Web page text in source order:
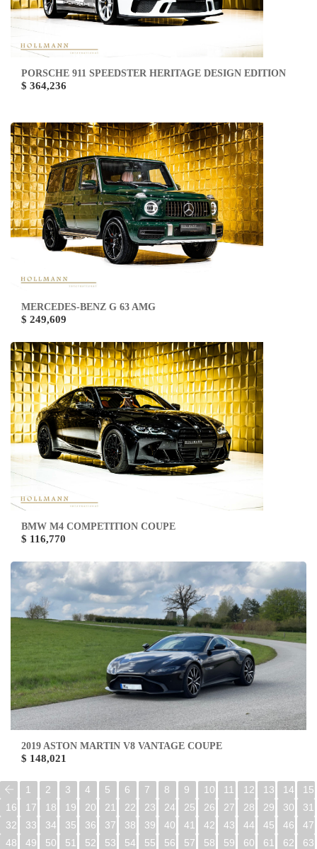
PORSCHE 911 SPEEDSTER HERITAGE DESIGN EDITION
$ 364,236
MERCEDES-BENZ G 63 AMG
$ 249,609
BMW M4 COMPETITION COUPE
$ 116,770
2019 ASTON MARTIN V8 VANTAGE COUPE
$ 148,021
1 2 3 4 5 6 7 8 9 10 11 12 13 14
15
16
17 18 19 20 21 22 23 24 25 26 27 28 29 30
31
32
33 34 35 36 37 38 39 40 41 42 43 44 45 46
47
48
49 50 51 52 53 54 55 56 57 58 59 60 61 62
63